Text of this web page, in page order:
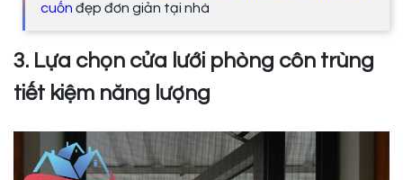
cuốn đẹp đơn giản tại nhà
3. Lựa chọn cửa lưới phòng côn trùng
tiết kiệm năng lượng